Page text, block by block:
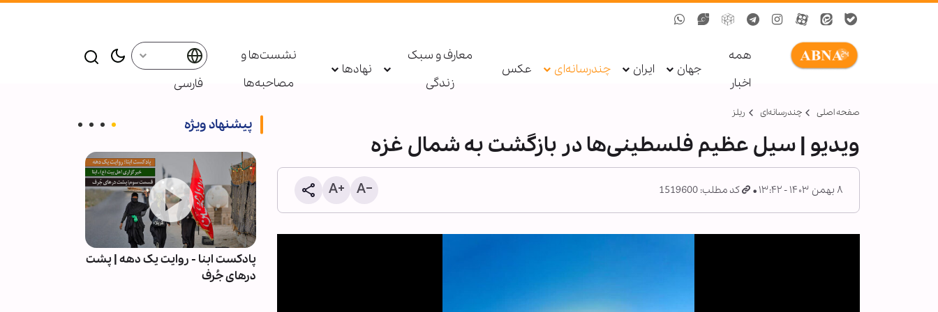
همه
اخبار
جهان ایران چندرسانه‌ای عکس
معارف و سبک
زندگی
نهادها
نشست‌ها و
مصاحبه‌ها
فارسی
صفحه اصلی چندرسانه‌ای ریلز
ویدیو | سیل عظیم فلسطینی‌ها در بازگشت به شمال غزه
۸ بهمن ۱۴۰۳ - ۱۳:۴۲ کد مطلب: 1519600
پیشنهاد ویژه
پادکست ابنا - روایت یک دهه | پشت
درهای جُرف